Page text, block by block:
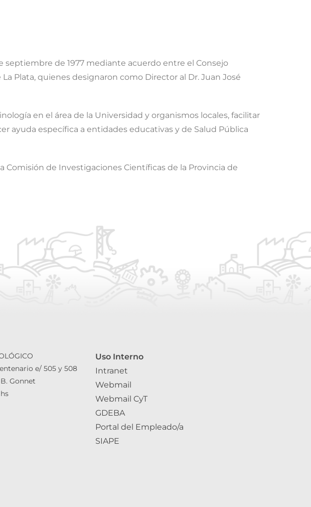
septiembre de 1977 mediante acuerdo entre el Consejo
Plata, quienes designaron como Director al Dr. Juan José
en el área de la Universidad y organismos locales, facilitar
ayuda específica a entidades educativas y de Salud Pública
Comisión de Investigaciones Científicas de la Provincia de
e/ 505 y 508
Gonnet
Uso Interno
Intranet
Webmail
Webmail CyT
GDEBA
Portal del Empleado/a
SIAPE